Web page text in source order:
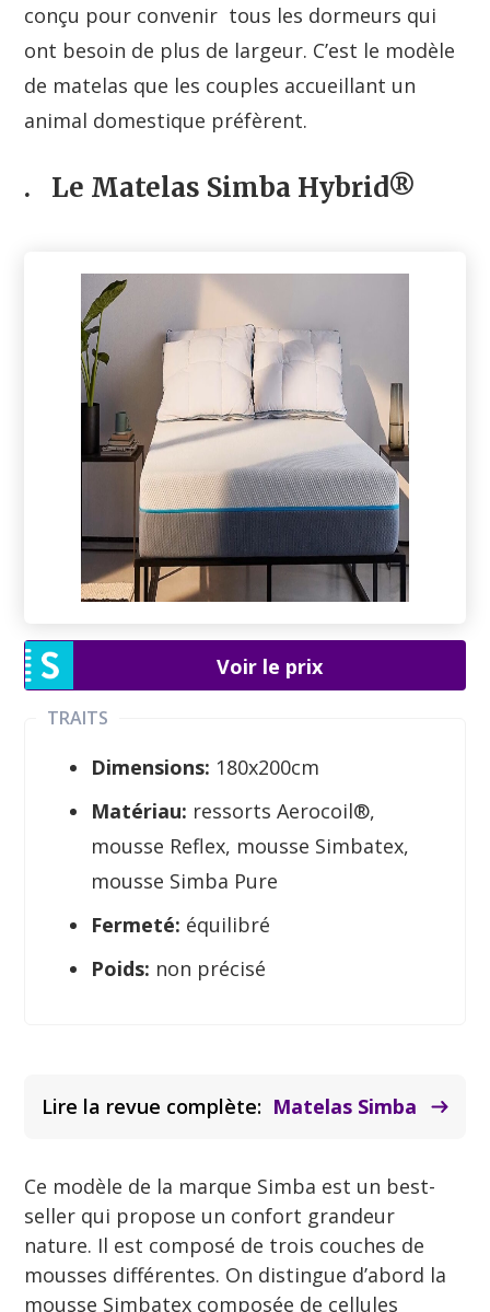
conçu pour convenir tous les dormeurs qui
ont besoin de plus de largeur. C’est le modèle
de matelas que les couples accueillant un
animal domestique préfèrent.
. Le Matelas Simba Hybrid®
TRAITS
Dimensions: 180x200cm
Matériau: ressorts Aerocoil®,
mousse Reflex, mousse Simbatex,
mousse Simba Pure
Fermeté: équilibré
Poids: non précisé
Voir le prix
Lire la revue complète: Matelas Simba
Ce modèle de la marque Simba est un best-
seller qui propose un confort grandeur
nature. Il est composé de trois couches de
mousses différentes. On distingue d’abord la
mousse Simbatex composée de cellules